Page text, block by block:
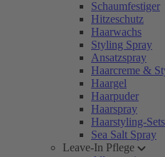
Schaumfestiger
Hitzeschutz
Haarwachs
Styling Spray
Ansatzspray
Haarcreme &
Haargel
Haarpuder
Haarspray
Haarstyling-Sets
Sea Salt Spray
Leave-In Pflege